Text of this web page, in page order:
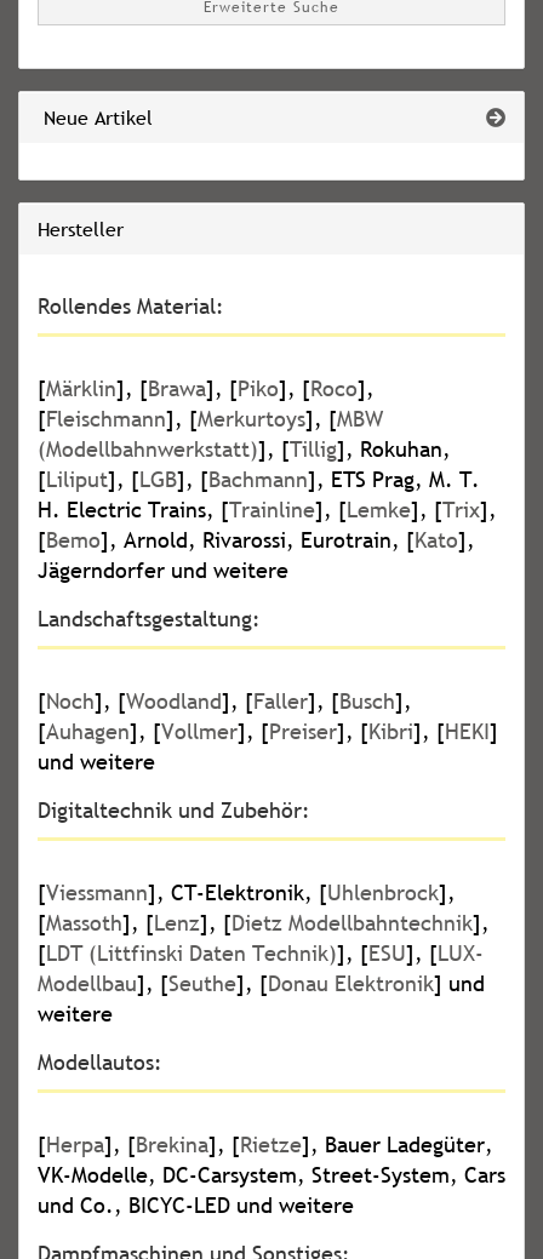
Erweiterte Suche
Neue Artikel
Hersteller
Rollendes Material:
[Märklin], [Brawa], [Piko], [Roco],
[Fleischmann], [Merkurtoys], [MBW
(Modellbahnwerkstatt)], [Tillig], Rokuhan,
[Liliput], [LGB], [Bachmann], ETS Prag, M. T.
H. Electric Trains, [Trainline], [Lemke], [Trix],
[Bemo], Arnold, Rivarossi, Eurotrain, [Kato],
Jägerndorfer und weitere
Landschaftsgestaltung:
[Noch], [Woodland], [Faller], [Busch],
[Auhagen], [Vollmer], [Preiser], [Kibri], [HEKI]
und weitere
Digitaltechnik und Zubehör:
[Viessmann], CT-Elektronik, [Uhlenbrock],
[Massoth], [Lenz], [Dietz Modellbahntechnik],
[LDT (Littfinski Daten Technik)], [ESU], [LUX-
Modellbau], [Seuthe], [Donau Elektronik] und
weitere
Modellautos:
[Herpa], [Brekina], [Rietze], Bauer Ladegüter,
VK-Modelle, DC-Carsystem, Street-System, Cars
und Co., BICYC-LED und weitere